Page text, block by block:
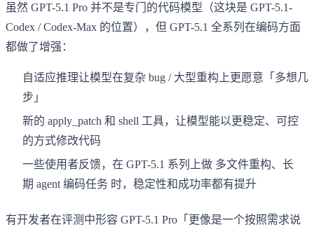
虽然 GPT-5.1 Pro 并不是专门的代码模型（这块是 GPT-5.1-
Codex / Codex-Max 的位置），但 GPT-5.1 全系列在编码方面
都做了增强：
自适应推理让模型在复杂 bug / 大型重构上更愿意「多想几
步」
新的 apply_patch 和 shell 工具，让模型能以更稳定、可控
的方式修改代码
一些使用者反馈，在 GPT-5.1 系列上做 多文件重构、长
期 agent 编码任务 时，稳定性和成功率都有提升
有开发者在评测中形容 GPT-5.1 Pro「更像是一个按照需求说